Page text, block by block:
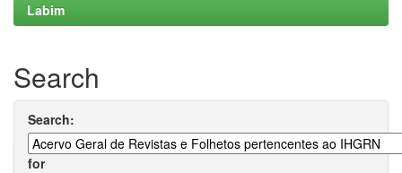
Labim
Search
Search:
for